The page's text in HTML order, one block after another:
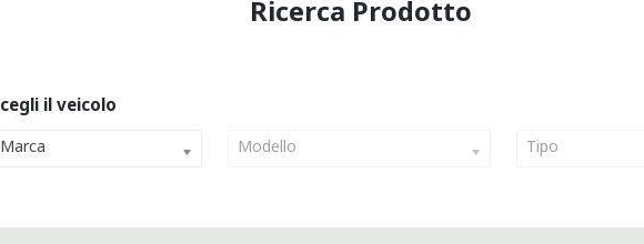
Marca Modello Tipo